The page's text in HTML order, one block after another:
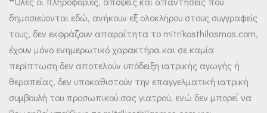
δημοσιεύονται εδώ, ανήκουν εξ ολοκλήρου στους συγγραφείς
τους, δεν εκφράζουν απαραίτητα το mitrikosthilasmos.com,
έχουν μόνο ενημερωτικό χαρακτήρα και σε καμία
περίπτωση δεν αποτελούν υπόδειξη ιατρικής αγωγής ή
θεραπείας, δεν υποκαθιστούν την επαγγελματική ιατρική
συμβουλή του προσωπικού σας γιατρού, ενώ δεν μπορεί να